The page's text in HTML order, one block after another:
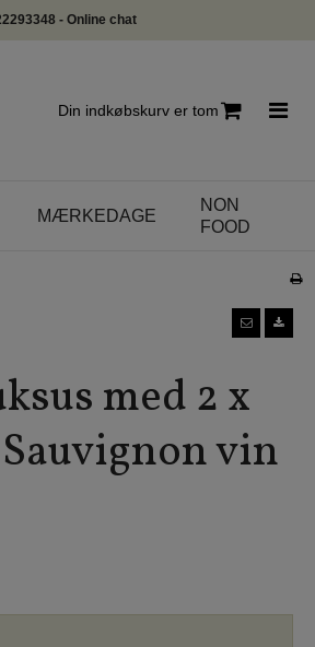
- Online chat
Din indkøbskurv er tom
MÆRKEDAGE
NON
FOOD
med 2 x
vin